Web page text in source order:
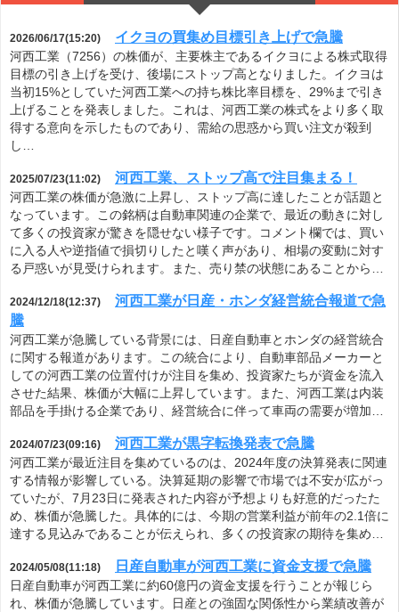
2026/06/17(15:20) イクヨの買集め目標引き上げで急騰
河西工業（7256）の株価が、主要株主であるイクヨによる株式取得
目標の引き上げを受け、後場にストップ高となりました。イクヨは
当初15%としていた河西工業への持ち株比率目標を、29%まで引き
上げることを発表しました。これは、河西工業の株式をより多く取
得する意向を示したものであり、需給の思惑から買い注文が殺到
し…
2025/07/23(11:02) 河西工業、ストップ高で注目集まる！
河西工業の株価が急激に上昇し、ストップ高に達したことが話題と
なっています。この銘柄は自動車関連の企業で、最近の動きに対し
て多くの投資家が驚きを隠せない様子です。コメント欄では、買い
に入る人や逆指値で損切りしたと嘆く声があり、相場の変動に対す
る戸惑いが見受けられます。また、売り禁の状態にあることから…
2024/12/18(12:37)
河西工業が日産・ホンダ経営統合報道で急
騰
河西工業が急騰している背景には、日産自動車とホンダの経営統合
に関する報道があります。この統合により、自動車部品メーカーと
しての河西工業の位置付けが注目を集め、投資家たちが資金を流入
させた結果、株価が大幅に上昇しています。また、河西工業は内装
部品を手掛ける企業であり、経営統合に伴って車両の需要が増加…
2024/07/23(09:16) 河西工業が黒字転換発表で急騰
河西工業が最近注目を集めているのは、2024年度の決算発表に関連
する情報が影響している。決算延期の影響で市場では不安が広がっ
ていたが、7月23日に発表された内容が予想よりも好意的だったた
め、株価が急騰した。具体的には、今期の営業利益が前年の2.1倍に
達する見込みであることが伝えられ、多くの投資家の期待を集め…
2024/05/08(11:18) 日産自動車が河西工業に資金支援で急騰
日産自動車が河西工業に約60億円の資金支援を行うことが報じら
れ、株価が急騰しています。日産との強固な関係性から業績改善が